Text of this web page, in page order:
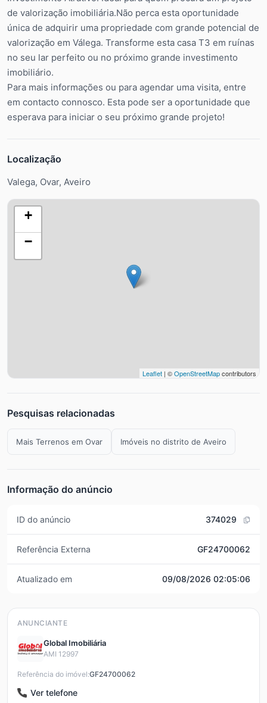
de valorização imobiliária.Não perca esta oportunidade
única de adquirir uma propriedade com grande potencial de
valorização em Válega. Transforme esta casa T3 em ruínas
no seu lar perfeito ou no próximo grande investimento
imobiliário.
Para mais informações ou para agendar uma visita, entre
em contacto connosco. Esta pode ser a oportunidade que
esperava para iniciar o seu próximo grande projeto!
Localização
Valega, Ovar, Aveiro
+
−
Leaflet | ©OpenStreetMapcontributors
Pesquisas relacionadas
Mais Terrenos em Ovar Imóveis no distrito de Aveiro
Informação do anúncio
ID do anúncio 374029
Referência Externa GF24700062
Atualizado em 09/08/2026 02:05:06
ANUNCIANTE
Global Imobiliária
AMI 12997
Referência do imóvel:GF24700062
Ver telefone